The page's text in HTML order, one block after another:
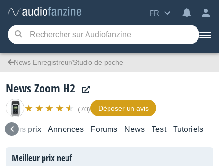
FR
News Enregistreur/Studio de poche
News Zoom H2
(70) Déposer un avis
prix Annonces Forums News Test Tutoriels
Meilleur prix neuf